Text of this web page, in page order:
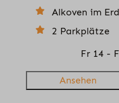
Alkoven im
2 Parkplätze
Fr 14 -
Ansehen